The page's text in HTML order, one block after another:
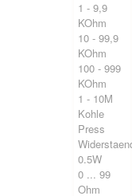
1 - 9,9
KOhm
10 - 99,9
KOhm
100 - 999
KOhm
1 - 10M
Kohle
Press
0.5W
0 ... 99
Ohm